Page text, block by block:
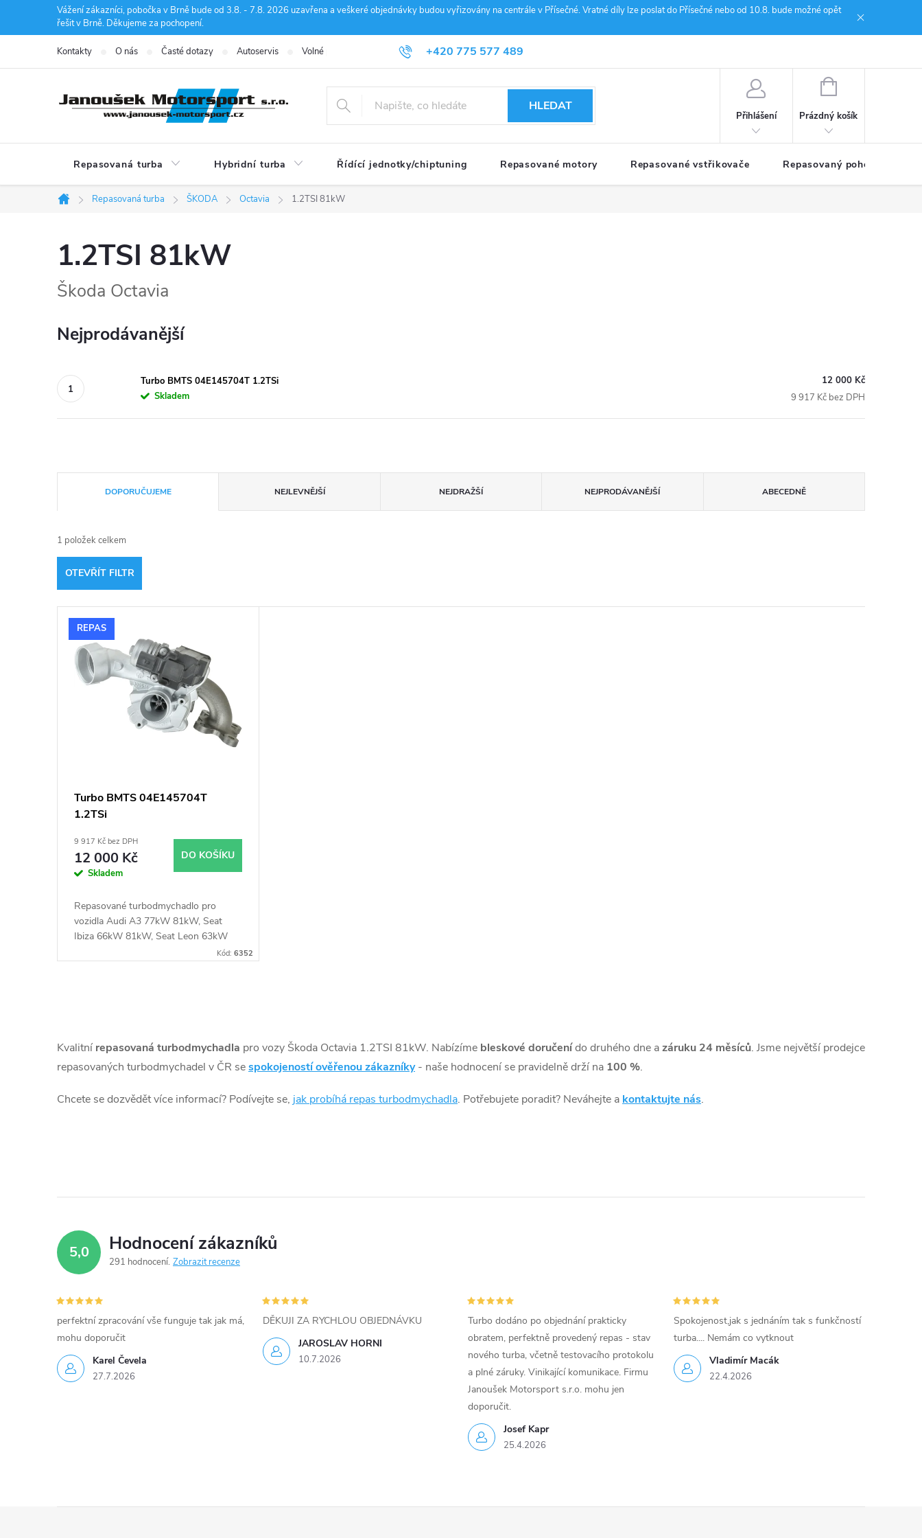
Vážení zákazníci, pobočka v Brně bude od 3.8. - 7.8. 2026 uzavřena a veškeré objednávky budou vyřizovány na centrále v Přísečné. Vratné díly lze poslat do Přísečné nebo od 10.8. bude možné opět
řešit v Brně. Děkujeme za pochopení.
+420 775 577 489
info@janousek-motorsport.cz
Kontakty O nás Časté dotazy Autoservis Volné pozice Obchodní podmínky Reklamace
HLEDAT
Přihlášení
NÁKUPNÍ
Prázdný košík
Repasovaná turba Hybridní turba Řídící jednotky/chiptuning Repasované motory Repasované vstřikovače Repasovaný pohon TDM
Domů
Repasovaná turba ŠKODA Octavia 1.2TSI 81kW
1.2TSI 81kW
Škoda Octavia
Nejprodávanější
Turbo BMTS 04E145704T 1.2TSi
Skladem
12 000 Kč
9 917 Kč bez DPH
a
z
e
n
DOPORUČUJEME NEJLEVNĚJŠÍ NEJDRAŽŠÍ NEJPRODÁVANĚJŠÍ ABECEDNĚ
1 položek celkem
OTEVŘÍT FILTR
V
k
ů
REPAS
Turbo BMTS 04E145704T
1.2TSi
9 917 Kč bez DPH
12 000 Kč
Skladem
DO KOŠÍKU
Repasované turbodmychadlo pro
vozidla Audi A3 77kW 81kW, Seat
Ibiza 66kW 81kW, Seat Leon 63kW
77kW 81kW, Seat Toledo 66kW 81kW,
81kW, Yeti 81kW
Kód:6352
v
l
á
í
p
r
k
y
v
u
Kvalitní repasovaná turbodmychadla pro vozy Škoda Octavia 1.2TSI 81kW. Nabízíme bleskové doručenído druhého dne azáruku 24 měsíců. Jsme největší prodejce
repasovaných turbodmychadel v ČR sespokojeností ověřenou zákazníky - naše hodnocení se pravidelně drží na 100 %.
Chcete se dozvědět více informací? Podívejte se, jak probíhá repas turbodmychadla. Potřebujete poradit? Neváhejte a kontaktujte nás.
5,0 Hodnocení zákazníků
291 hodnocení Zobrazit recenze
Karel Čevela
27.7.2026
perfektní zpracování vše funguje tak jak má,
mohu doporučit
JAROSLAV HORNI
10.7.2026
DĚKUJI ZA RYCHLOU OBJEDNÁVKU
Josef Kapr
25.4.2026
Turbo dodáno po objednání prakticky
obratem, perfektně provedený repas - stav
nového turba, včetně testovacího protokolu
a plné záruky. Vinikající komunikace. Firmu
Janoušek Motorsport s.r.o. mohu jen
doporučit.
Vladimír Macák
22.4.2026
Spokojenost,jak s jednáním tak s funkčností
turba.... Nemám co vytknout